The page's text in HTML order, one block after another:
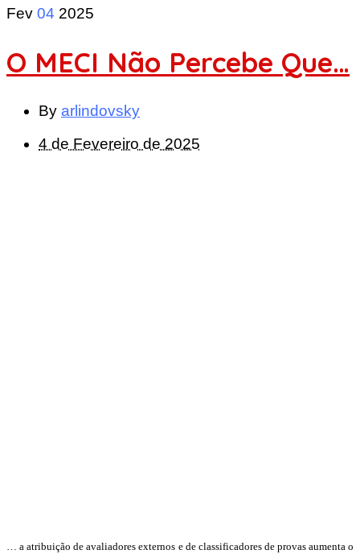
Fev 04 2025
O MECI Não Percebe Que…
By arlindovsky
4 de Fevereiro de 2025
… a atribuição de avaliadores externos e de classificadores de provas aumenta o